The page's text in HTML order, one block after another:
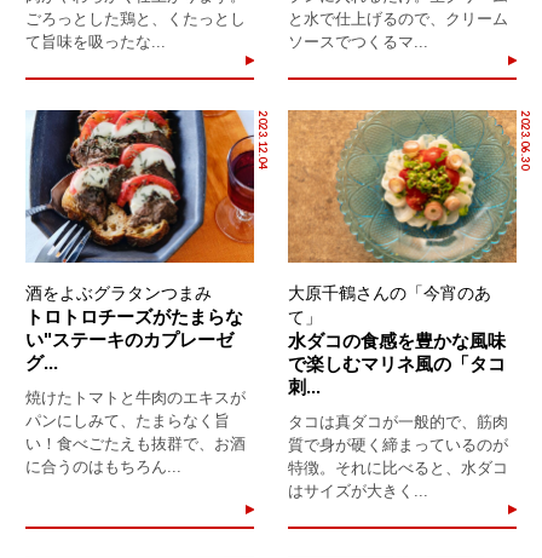
ごろっとした鶏と、くたっとし
て旨味を吸ったな...
と水で仕上げるので、クリーム
ソースでつくるマ...
2023.12.04
酒をよぶグラタンつまみ
トロトロチーズがたまらな
い"ステーキのカプレーゼ
グ...
焼けたトマトと牛肉のエキスが
パンにしみて、たまらなく旨
い！食べごたえも抜群で、お酒
に合うのはもちろん...
2023.06.30
大原千鶴さんの「今宵のあ
て」
水ダコの食感を豊かな風味
で楽しむマリネ風の「タコ
刺...
タコは真ダコが一般的で、筋肉
質で身が硬く締まっているのが
特徴。それに比べると、水ダコ
はサイズが大きく...